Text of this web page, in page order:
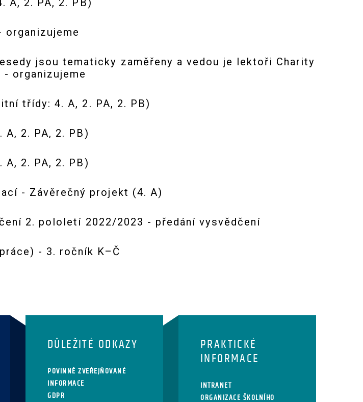
A, 2. PA, 2. PB)
organizujeme
jsou tematicky zaměřeny a vedou je lektoři Charity
- organizujeme
třídy: 4. A, 2. PA, 2. PB)
2. PA, 2. PB)
2. PA, 2. PB)
- Závěrečný projekt (4. A)
2. pololetí 2022/2023 - předání vysvědčení
- 3. ročník K–Č
DŮLEŽITÉ ODKAZY
POVINNĚ ZVEŘEJŇOVANÉ
INFORMACE
GDPR
PRAKTICKÉ
INFORMACE
INTRANET
ORGANIZACE ŠKOLNÍHO